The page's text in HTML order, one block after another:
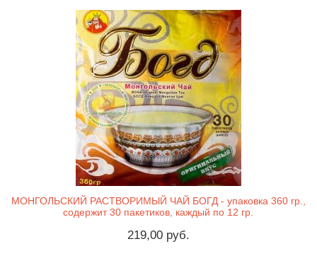
МОНГОЛЬСКИЙ РАСТВОРИМЫЙ ЧАЙ БОГД - упаковка 360 гр.,
содержит 30 пакетиков, каждый по 12 гр.
219,00 руб.